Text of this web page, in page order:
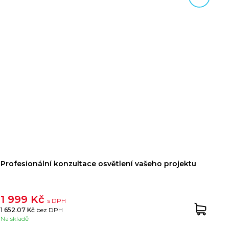
Profesionální konzultace osvětlení vašeho projektu
1 999 Kč s DPH
1 652.07 Kč bez DPH
Na skladě